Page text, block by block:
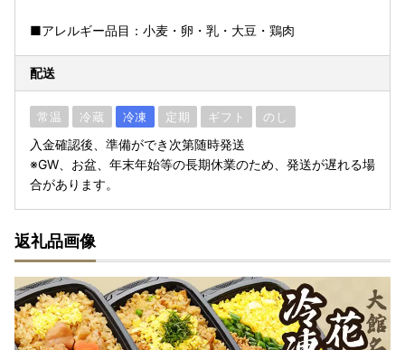
■アレルギー品目：小麦・卵・乳・大豆・鶏肉
配送
常温 冷蔵 冷凍 定期 ギフト のし
入金確認後、準備ができ次第随時発送
※GW、お盆、年末年始等の長期休業のため、発送が遅れる場
合があります。
返礼品画像